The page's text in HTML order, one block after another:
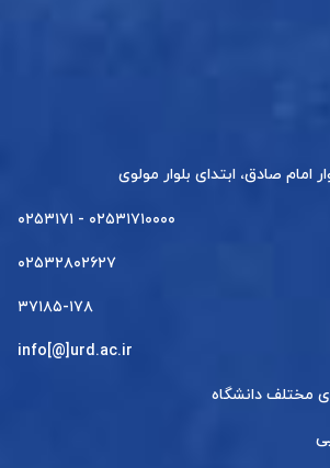
امام صادق، ابتدای بلوار مولوی
۰۲۵۳۱۷۱۰۰۰۰ - ۰۲۵۳۱۷۱
۰۲۵۳۲۸۰۲۶۲۷
۳۷۱۸۵-۱۷۸
info[@]urd.ac.ir
مختلف دانشگاه